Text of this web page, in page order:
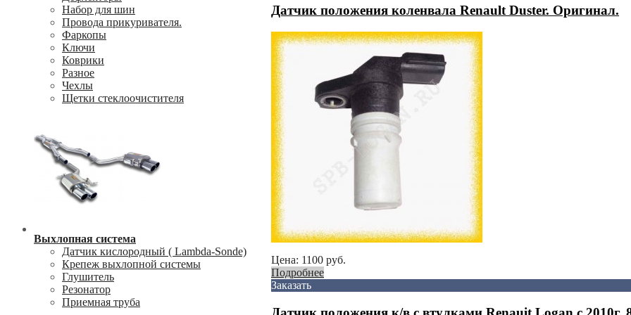
Набор для шин
Провода прикуривателя.
Фаркопы
Ключи
Коврики
Разное
Чехлы
Щетки стеклоочистителя
Выхлопная система
Датчик кислородный ( Lambda-Sonde)
Крепеж выхлопной системы
Глушитель
Резонатор
Приемная труба
Датчик положения коленвала Renault Duster. Оригинал.
Цена: 1100 руб.
Подробнее
Заказать